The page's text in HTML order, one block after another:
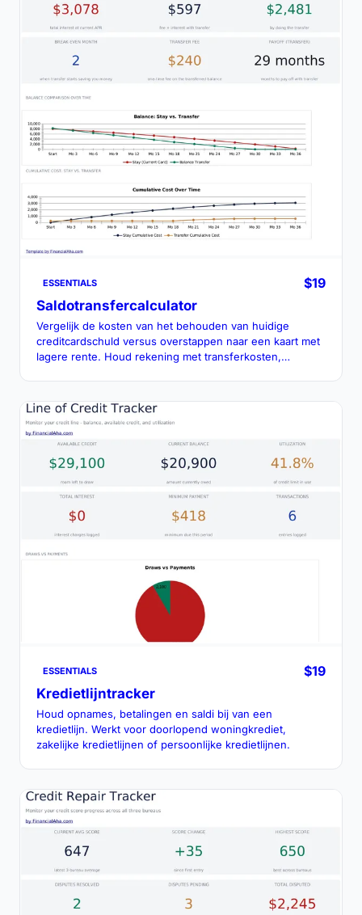
ESSENTIALS
$19
Saldotransfercalculator
Vergelijk de kosten van het behouden van huidige
creditcardschuld versus overstappen naar een kaart met
lagere rente. Houd rekening met transferkosten,
ESSENTIALS
$19
Kredietlijntracker
Houd opnames, betalingen en saldi bij van een
kredietlijn. Werkt voor doorlopend woningkrediet,
zakelijke kredietlijnen of persoonlijke kredietlijnen.